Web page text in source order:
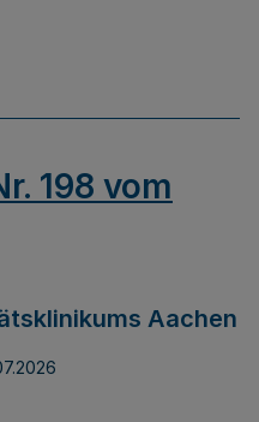
198 vom
Aachen